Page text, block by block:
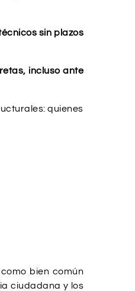
sin plazos
incluso ante
quienes
bien común
ciudadana y los